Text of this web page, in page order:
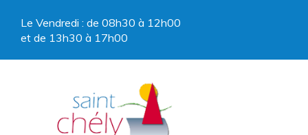
Le Vendredi : de 08h30 à 12h00
et de 13h30 à 17h00